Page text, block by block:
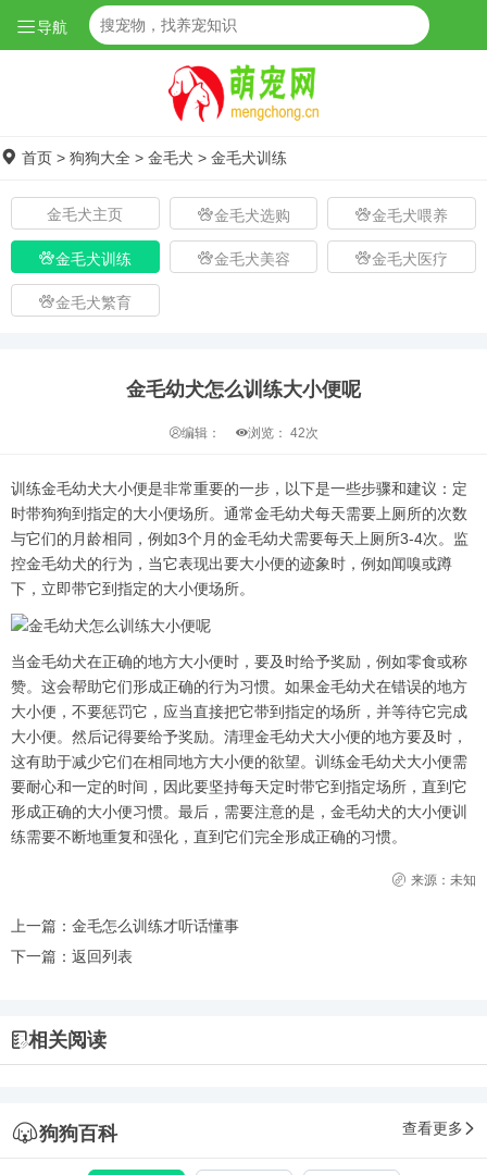
导航
首页 > 狗狗大全 > 金毛犬 > 金毛犬训练
金毛犬主页 金毛犬选购 金毛犬喂养
金毛犬训练 金毛犬美容 金毛犬医疗
金毛犬繁育
金毛幼犬怎么训练大小便呢
编辑： 浏览： 42次
训练金毛幼犬大小便是非常重要的一步，以下是一些步骤和建议：定
时带狗狗到指定的大小便场所。通常金毛幼犬每天需要上厕所的次数
与它们的月龄相同，例如3个月的金毛幼犬需要每天上厕所3-4次。监
控金毛幼犬的行为，当它表现出要大小便的迹象时，例如闻嗅或蹲
下，立即带它到指定的大小便场所。
当金毛幼犬在正确的地方大小便时，要及时给予奖励，例如零食或称
赞。这会帮助它们形成正确的行为习惯。如果金毛幼犬在错误的地方
大小便，不要惩罚它，应当直接把它带到指定的场所，并等待它完成
大小便。然后记得要给予奖励。清理金毛幼犬大小便的地方要及时，
这有助于减少它们在相同地方大小便的欲望。训练金毛幼犬大小便需
要耐心和一定的时间，因此要坚持每天定时带它到指定场所，直到它
形成正确的大小便习惯。最后，需要注意的是，金毛幼犬的大小便训
练需要不断地重复和强化，直到它们完全形成正确的习惯。
来源：未知
上一篇： 金毛怎么训练才听话懂事
下一篇： 返回列表
相关阅读
狗狗百科 查看更多